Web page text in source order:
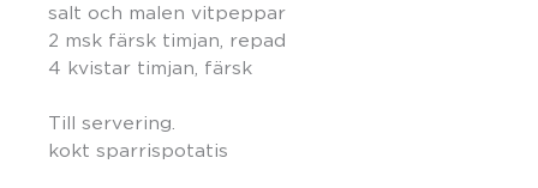
salt och malen vitpeppar
2 msk färsk timjan, repad
4 kvistar timjan, färsk
Till servering.
kokt sparrispotatis